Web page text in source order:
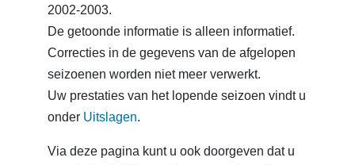
2002-2003.
De getoonde informatie is alleen informatief.
Correcties in de gegevens van de afgelopen
seizoenen worden niet meer verwerkt.
Uw prestaties van het lopende seizoen vindt u
onder Uitslagen.
Via deze pagina kunt u ook doorgeven dat u